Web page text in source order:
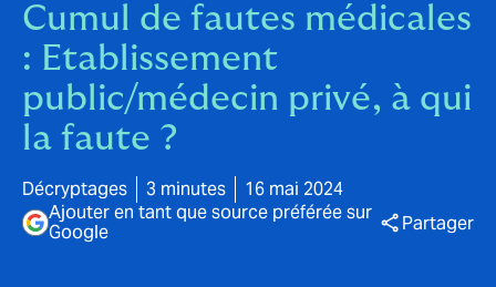
Cumul de fautes médicales
: Etablissement
public/médecin privé, à qui
la faute ?
Décryptages 3 minutes
16 mai 2024
Ajouter en tant que source préférée sur
Google
Partager